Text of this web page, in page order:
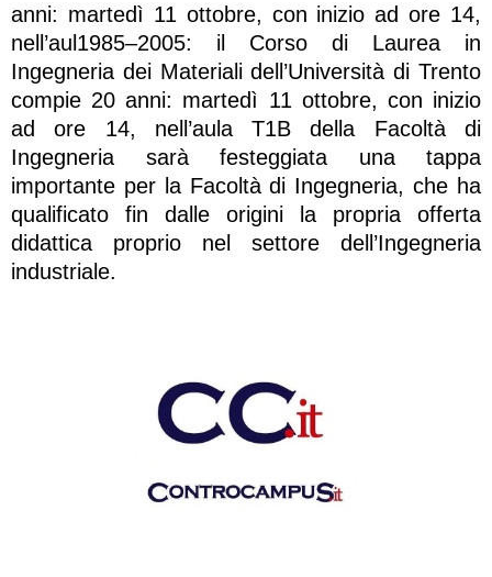
anni: martedì 11 ottobre, con inizio ad ore 14,
nell’aul1985–2005: il Corso di Laurea in
Ingegneria dei Materiali dell’Università di Trento
compie 20 anni: martedì 11 ottobre, con inizio
ad ore 14, nell’aula T1B della Facoltà di
Ingegneria sarà festeggiata una tappa
importante per la Facoltà di Ingegneria, che ha
qualificato fin dalle origini la propria offerta
didattica proprio nel settore dell’Ingegneria
industriale.